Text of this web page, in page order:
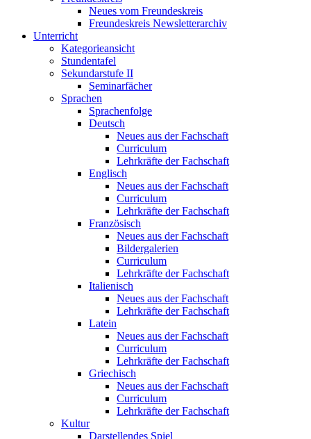
Neues vom Freundeskreis
Freundeskreis Newsletterarchiv
Unterricht
Kategorieansicht
Stundentafel
Sekundarstufe II
Seminarfächer
Sprachen
Sprachenfolge
Deutsch
Neues aus der Fachschaft
Curriculum
Lehrkräfte der Fachschaft
Englisch
Neues aus der Fachschaft
Curriculum
Lehrkräfte der Fachschaft
Französisch
Neues aus der Fachschaft
Bildergalerien
Curriculum
Lehrkräfte der Fachschaft
Italienisch
Neues aus der Fachschaft
Lehrkräfte der Fachschaft
Latein
Neues aus der Fachschaft
Curriculum
Lehrkräfte der Fachschaft
Griechisch
Neues aus der Fachschaft
Curriculum
Lehrkräfte der Fachschaft
Kultur
Darstellendes Spiel